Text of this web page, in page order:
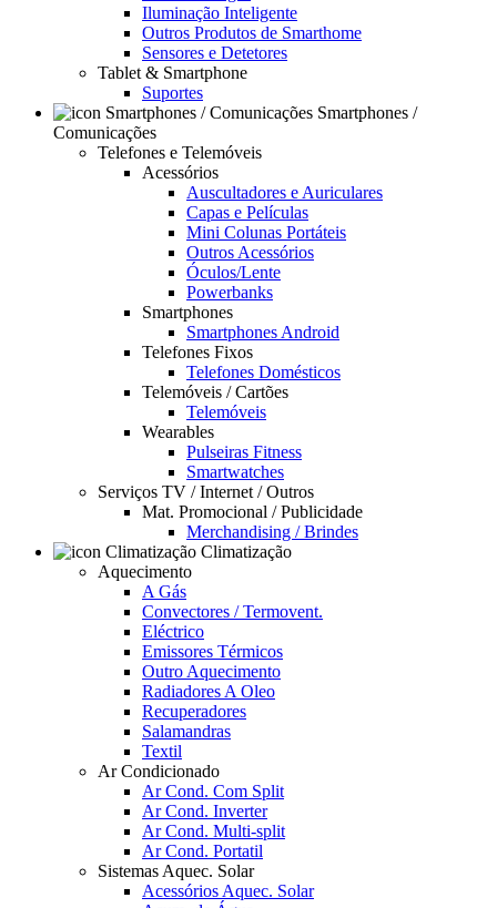
Iluminação Inteligente
Outros Produtos de Smarthome
Sensores e Detetores
Tablet & Smartphone
Suportes
Smartphones /
Comunicações
Telefones e Telemóveis
Acessórios
Auscultadores e Auriculares
Capas e Películas
Mini Colunas Portáteis
Outros Acessórios
Óculos/Lente
Powerbanks
Smartphones
Smartphones Android
Telefones Fixos
Telefones Domésticos
Telemóveis / Cartões
Telemóveis
Wearables
Pulseiras Fitness
Smartwatches
Serviços TV / Internet / Outros
Mat. Promocional / Publicidade
Merchandising / Brindes
Climatização
Aquecimento
A Gás
Convectores / Termovent.
Eléctrico
Emissores Térmicos
Outro Aquecimento
Radiadores A Oleo
Recuperadores
Salamandras
Textil
Ar Condicionado
Ar Cond. Com Split
Ar Cond. Inverter
Ar Cond. Multi-split
Ar Cond. Portatil
Sistemas Aquec. Solar
Acessórios Aquec. Solar